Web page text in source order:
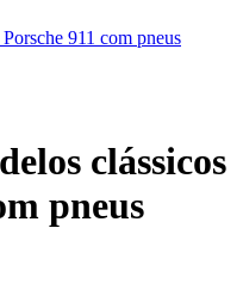
clássicos
pneus